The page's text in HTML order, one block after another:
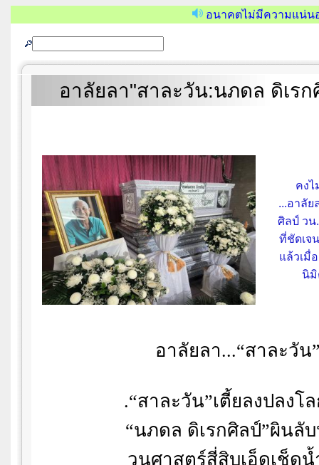
อนาคตไม่มีความแน่น
อาลัยลา"สาละวัน:นภดล ดิเร
คงไ
...อาลัย
ศิลป์ วน
ที่ชัดเจ
แล้วเมื่
นิมิ
อาลัยลา...“สาละวัน
.“สาละวัน”เตี้ยลงปลงโ
“นภดล ดิเรกศิลป์”ผินลั
วนศาสตร์สี่สิบเอ็ดเช็ด